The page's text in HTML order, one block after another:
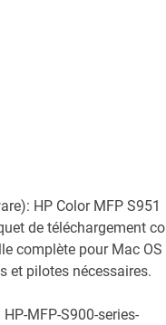
HP Color MFP S951
de téléchargement
complète pour Mac OS
et pilotes nécessaires.
MFP-S900-series-